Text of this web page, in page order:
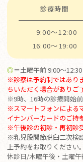
診療時間
9:00～12:00
16:00～19:00
◎＝土曜午前 9:00～12:30
※診察は予約制ではあり
ちいただく場合がありご
※9時、16時の診療開始
※スマートフォンによる
イナンバーカードのご持
※午後診の初診・再初診
※乳児股関節脱臼二次検
上予約をお取りください。
休診日/木曜午後・土曜